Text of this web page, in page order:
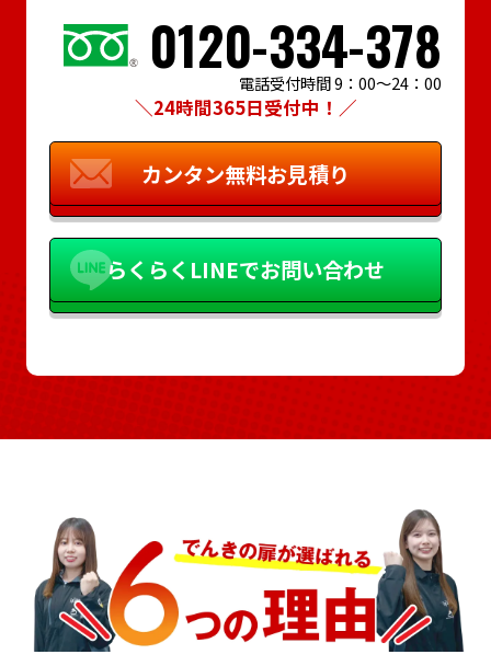
0120-334-378
電話受付時間 9：00～24：00
＼24時間365日受付中！／
カンタン無料お見積り
らくらくLINEでお問い合わせ